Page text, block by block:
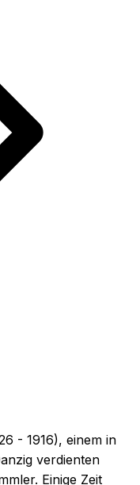
- 1916), einem in
verdienten
Einige Zeit